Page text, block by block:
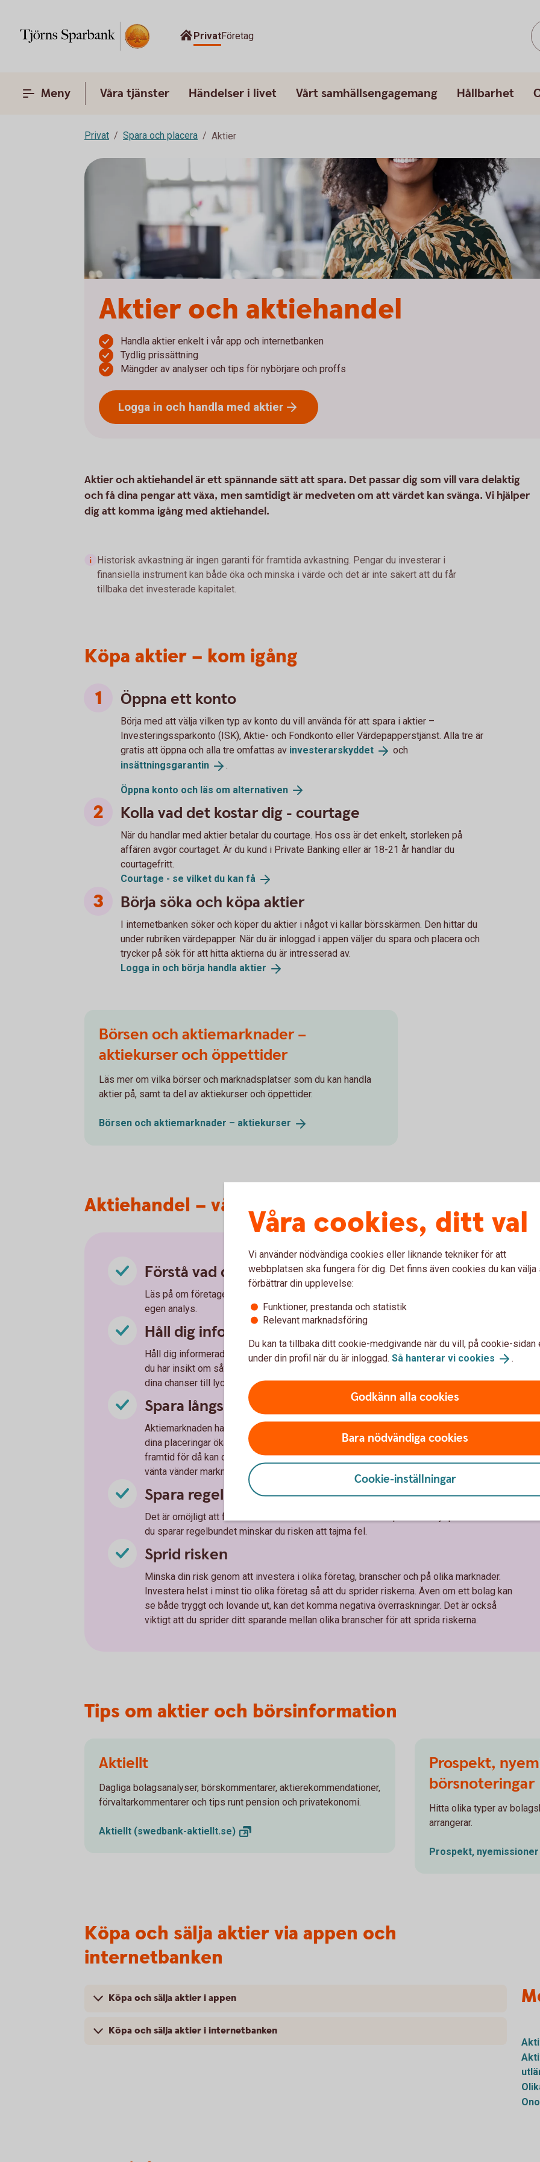
PrivatFöretag
Meny Våra tjänster Händelser i livet Vårt samhällsengagemang Hållbarhet
Privat Spara och placera Aktier
Aktier och aktiehandel
Handla aktier enkelt i vår app och internetbanken
Tydlig prissättning
Mängder av analyser och tips för nybörjare och proffs
Logga in och handla med aktier
Aktier och aktiehandel är ett spännande sätt att spara. Det passar dig som vill vara delaktig
och få dina pengar att växa, men samtidigt är medveten om att värdet kan svänga. Vi hjälper
dig att komma igång med aktiehandel.
Historisk avkastning är ingen garanti för framtida avkastning. Pengar du investerar i
finansiella instrument kan både öka och minska i värde och det är inte säkert att du får
tillbaka det investerade kapitalet.
Köpa aktier – kom igång
Öppna ett konto
Börja med att välja vilken typ av konto du vill använda för att spara i aktier –
Investeringssparkonto (ISK), Aktie- och Fondkonto eller Värdepapperstjänst. Alla tre är
gratis att öppna och alla tre omfattas av investerarskyddet
och
insättningsgarantin
.
Öppna konto och läs om alternativen
Kolla vad det kostar dig - courtage
När du handlar med aktier betalar du courtage. Hos oss är det enkelt, storleken på
affären avgör courtaget. Är du kund i Private Banking eller är 18-21 år handlar du
courtagefritt.
Courtage - se vilket du kan få
Börja söka och köpa aktier
I internetbanken söker och köper du aktier i något vi kallar börsskärmen. Den hittar du
under rubriken värdepapper. När du är inloggad i appen väljer du spara och placera och
trycker på sök för att hitta aktierna du är intresserad av.
Logga in och börja handla aktier
Börsen och aktiemarknader –
aktiekurser och öppettider
Läs mer om vilka börser och marknadsplatser som du kan handla
aktier på, samt ta del av aktiekurser och öppettider.
Börsen och aktiemarknader – aktiekurser
Aktiehandel – våra 5 bästa tips
Förstå vad du köper
Läs på om företaget du ska köpa aktier i innan du bestämmer dig så att du kan göra din
egen analys.
Håll dig informerad
Håll dig informerad om vad som händer i de företag och på de marknader du sparar i. När
du har insikt om såväl företagen och ekonomin som hur aktiemarknaden fungerar ökar
dina chanser till lyckade investeringar.
Spara långsiktigt
Aktiemarknaden har normalt en långsiktig tillväxt. Det innebär att chansen att lyckas med
dina placeringar ökar på sikt. Investera aldrig pengar som du behöver inom en snar
framtid för då kan du tvingas sälja när kurserna gått ner. Men om du har möjlighet att
vänta vänder marknaden ofta upp igen.
Spara regelbundet
Det är omöjligt att förutse när det är exakt rätt tillfälle att köpa eller sälja på börsen. När
du sparar regelbundet minskar du risken att tajma fel.
Sprid risken
Minska din risk genom att investera i olika företag, branscher och på olika marknader.
Investera helst i minst tio olika företag så att du sprider riskerna. Även om ett bolag kan
se både tryggt och lovande ut, kan det komma negativa överraskningar. Det är också
viktigt att du sprider ditt sparande mellan olika branscher för att sprida riskerna.
Tips om aktier och börsinformation
Aktiellt
Dagliga bolagsanalyser, börskommentarer, aktierekommendationer,
förvaltarkommentarer och tips runt pension och privatekonomi.
Aktiellt (swedbank-aktiellt.se)
Prospekt,
börsnoteringar
Hitta olika typer av
arrangerar.
Prospekt,
Köpa och sälja aktier via appen och
internetbanken
Köpa och sälja aktier i appen
Köpa och sälja aktier i internetbanken
Våra cookies, ditt val
Vi använder nödvändiga cookies eller liknande tekniker för att
webbplatsen ska fungera för dig. Det finns även cookies du kan välja
förbättrar din upplevelse:
Funktioner, prestanda och statistik
Relevant marknadsföring
Du kan ta tillbaka ditt cookie-medgivande när du vill, på cookie-sidan
under din profil när du är inloggad. Så hanterar vi cookies .
Godkänn alla cookies
Bara nödvändiga cookies
Cookie-inställningar